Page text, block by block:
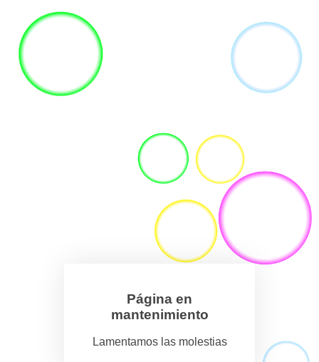
Página en
mantenimiento
Lamentamos las molestias